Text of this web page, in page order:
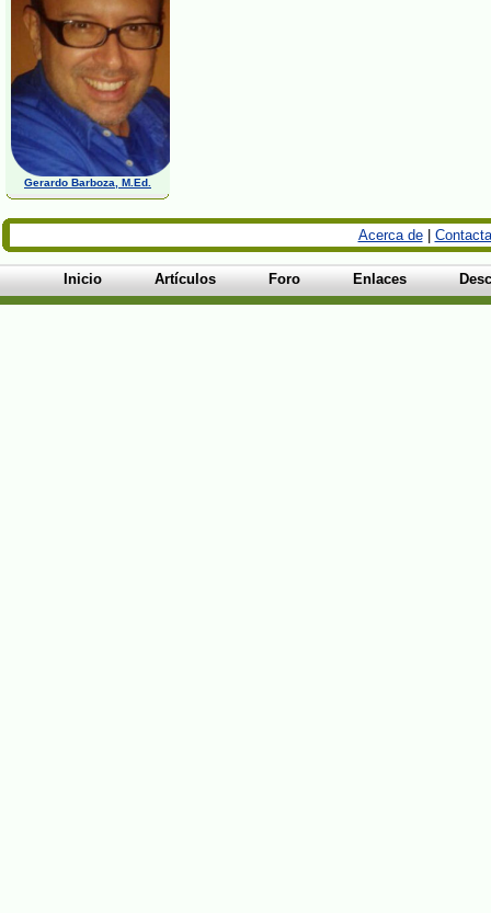
Gerardo Barboza, M.Ed.
Acerca de|
Inicio Artículos Foro Enlaces